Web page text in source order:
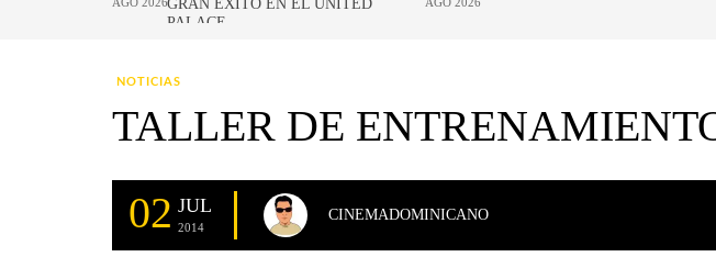
NOTICIAS
TALLER DE
02 JUL
2014
CINEMADOMINICANO